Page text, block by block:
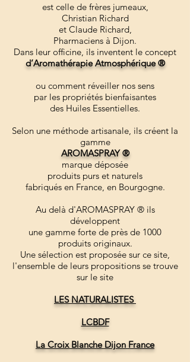
est celle de frères jumeaux,
Christian Richard
et Claude Richard,
Pharmaciens à Dijon.
Dans leur officine, ils inventent le concept
d’Aromathérapie Atmosphérique ®
ou comment réveiller nos sens
par les propriétés bienfaisantes
des Huiles Essentielles.
Selon une méthode artisanale, ils créent la
gamme
AROMASPRAY ®
marque déposée
produits purs et naturels
fabriqués en France, en Bourgogne.
Au delà d'AROMASPRAY ® ils
développent
une gamme forte de près de 1000
produits originaux.
Une sélection est proposée sur ce site,
l'ensemble de leurs propositions se trouve
sur le site
LES NATURALISTES
LCBDF
La Croix Blanche Dijon France